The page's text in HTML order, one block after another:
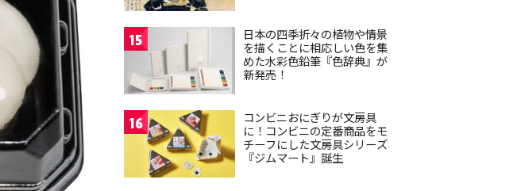
15
日本の四季折々の植物や情景
を描くことに相応しい色を集
めた水彩色鉛筆『色辞典』が
新発売！
16
コンビニおにぎりが文房具
に！コンビニの定番商品をモ
チーフにした文房具シリーズ
『ジムマート』誕生